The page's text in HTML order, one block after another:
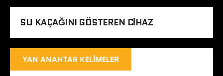
SU KAÇAĞINI GÖSTEREN CIHAZ
YAN ANAHTAR KELIMELER